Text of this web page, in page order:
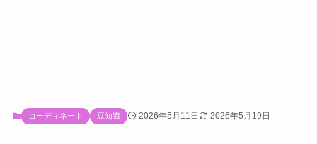
コーディネート 豆知識 2026年5月11日 2026年5月19日